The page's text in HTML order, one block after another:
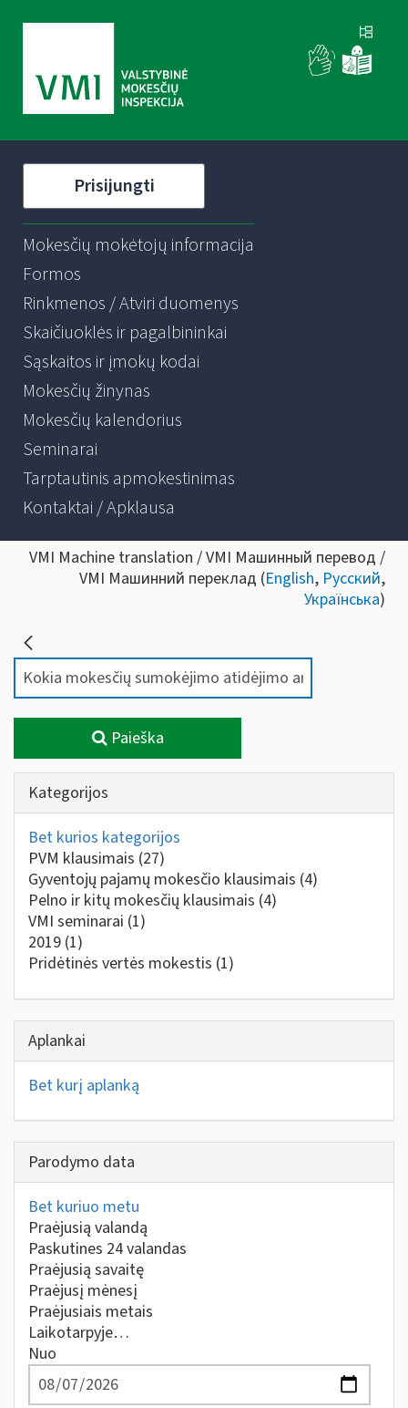
Prisijungti
Mokesčių mokėtojų informacija
Formos
Rinkmenos / Atviri duomenys
Skaičiuoklės ir pagalbininkai
Sąskaitos ir įmokų kodai
Mokesčių žinynas
Mokesčių kalendorius
Seminarai
Tarptautinis apmokestinimas
Kontaktai / Apklausa
VMI Machine translation / VMI Машинный перевод /
VMI Машинний переклад (English, Русский,
Українська)
Paieška
Kategorijos
Bet kurios kategorijos
PVM klausimais (27)
Gyventojų pajamų mokesčio klausimais (4)
Pelno ir kitų mokesčių klausimais (4)
VMI seminarai (1)
2019 (1)
Pridėtinės vertės mokestis (1)
Aplankai
Bet kurį aplanką
Parodymo data
Bet kuriuo metu
Praėjusią valandą
Paskutines 24 valandas
Praėjusią savaitę
Praėjusį mėnesį
Praėjusiais metais
Laikotarpyje…
Nuo